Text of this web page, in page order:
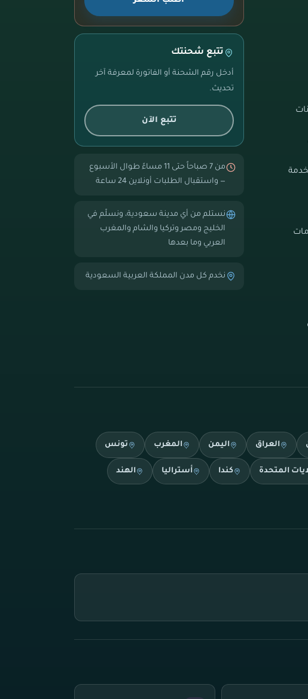
تتبع شحنتك
أدخل رقم الشحنة أو الفاتورة لمعرفة آخر
تحديث.
تتبع الآن
من 7 صباحاً حتى 11 مساءً طوال الأسبوع
— واستقبال الطلبات أونلاين 24 ساعة
نستلم من أي مدينة سعودية، ونسلّم في
الخليج ومصر وتركيا والشام والمغرب
العربي وما بعدها
نخدم كل مدن المملكة العربية السعودية
العراق اليمن المغرب تونس
المتحدة كندا أستراليا الهند